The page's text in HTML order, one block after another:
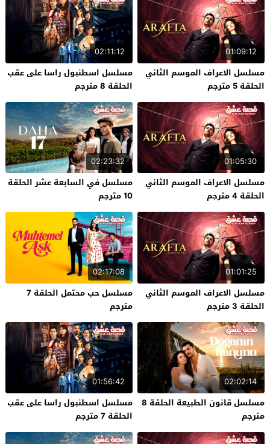
01:09:12
مسلسل الاعراف الموسم الثاني
الحلقة 5 مترجم
02:11:12
مسلسل اسطنبول راسا على عقب
الحلقة 8 مترجم
01:05:30
مسلسل الاعراف الموسم الثاني
الحلقة 4 مترجم
02:23:32
مسلسل في السابعة عشر الحلقة
10 مترجم
01:01:25
مسلسل الاعراف الموسم الثاني
الحلقة 3 مترجم
02:17:08
مسلسل حب محتمل الحلقة 7
مترجم
02:02:14
مسلسل قانون الطبيعة الحلقة 8
مترجم
01:56:42
مسلسل اسطنبول راسا على عقب
الحلقة 7 مترجم